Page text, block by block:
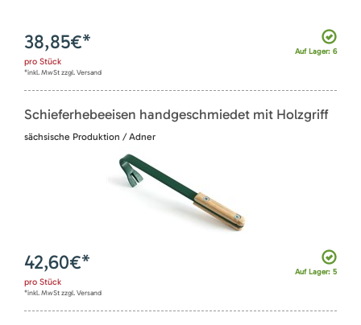
Auf Lager: 6
38,85€*
pro Stück
*inkl. MwSt zzgl. Versand
Schieferhebeeisen handgeschmiedet mit Holzgriff
sächsische Produktion / Adner
Auf Lager: 5
42,60€*
pro Stück
*inkl. MwSt zzgl. Versand